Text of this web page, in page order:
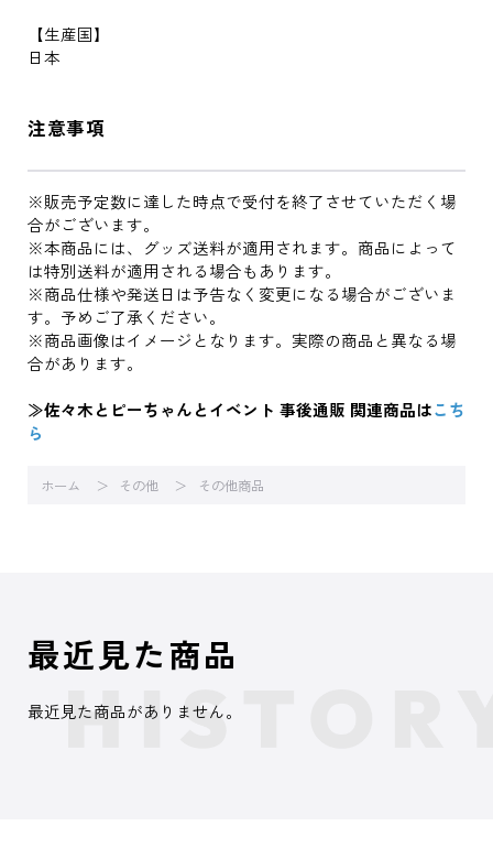
【生産国】
日本
注意事項
※販売予定数に達した時点で受付を終了させていただく場
合がございます。
※本商品には、グッズ送料が適用されます。商品によって
は特別送料が適用される場合もあります。
※商品仕様や発送日は予告なく変更になる場合がございま
す。予めご了承ください。
※商品画像はイメージとなります。実際の商品と異なる場
合があります。
≫佐々木とピーちゃんとイベント 事後通販 関連商品はこち
ら
ホーム その他 その他商品
最近見た商品
最近見た商品がありません。